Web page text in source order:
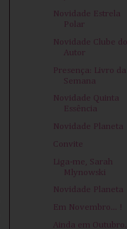
Novidade Estrela
Polar
Novidade Clube do
Autor
Presença: Livro da
Semana
Novidade Quinta
Essência
Novidade Planeta
Convite
Liga-me, Sarah
Mlynowski
Novidade Planeta
Em Novembro... !
Ainda em